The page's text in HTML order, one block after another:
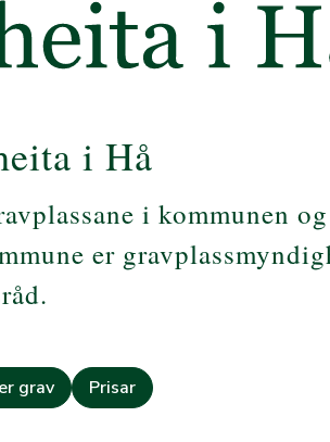
i Hå
i kommunen
er g
grav Prisar